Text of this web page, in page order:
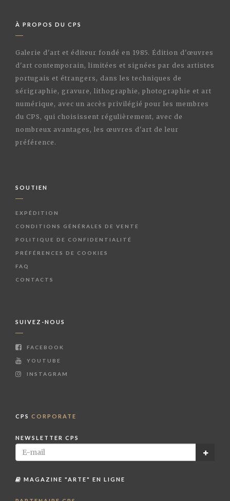
À PROPOS DU CPS
Galerie d'art et éditeur fondé en 1985. Édition d'œuvres
d'art contemporain, limitées et signées par des artistes
portugais et étrangers, dans les techniques de
sérigraphie, gravure, lithographie, photographie et art
numérique, avec un accès privilégié pour les membres
du CPS, qui choisissent régulièrement, avec de
nombreux avantages, les œuvres d'art de leur
préférence.
SOUTIEN
EXPÉDITION
CONDITIONS GÉNÉRALES DE VENTE
POLITIQUE DE CONFIDENTIALITÉ
PRÉFÉRENCES DE COOKIES
FAQ
CONTACTS
SUIVEZ-NOUS
FACEBOOK
YOUTUBE
INSTAGRAM
CPS CORPORATE
NEWSLETTER CPS
MAGAZINE "ARTE" EN LIGNE